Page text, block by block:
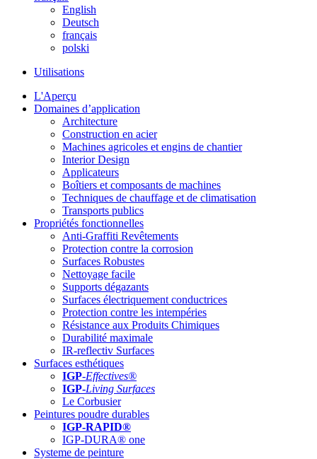
English
Deutsch
français
polski
Utilisations
L'Aperçu
Domaines d’application
Architecture
Construction en acier
Machines agricoles et engins de chantier
Interior Design
Applicateurs
Boîtiers et composants de machines
Techniques de chauffage et de climatisation
Transports publics
Propriétés fonctionnelles
Anti-Graffiti Revêtements
Protection contre la corrosion
Surfaces Robustes
Nettoyage facile
Supports dégazants
Surfaces électriquement conductrices
Protection contre les intempéries
Résistance aux Produits Chimiques
Durabilité maximale
IR-reflectiv Surfaces
Surfaces esthétiques
IGP-Effectives®
IGP-Living Surfaces
Le Corbusier
Peintures poudre durables
IGP-RAPID®
IGP-DURA® one
Systeme de peinture